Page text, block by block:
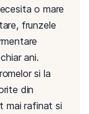
o mare
frunzele
ani.
si la
din
mai rafinat si